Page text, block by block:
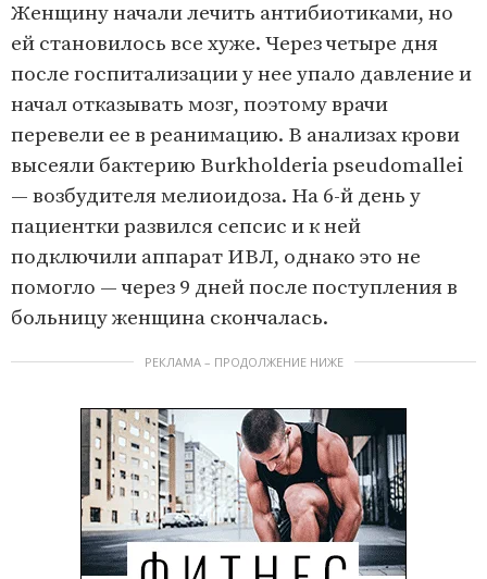
Женщину начали лечить антибиотиками, но
ей становилось все хуже. Через четыре дня
после госпитализации у нее упало давление и
начал отказывать мозг, поэтому врачи
перевели ее в реанимацию. В анализах крови
высеяли бактерию Burkholderia pseudomallei
— возбудителя мелиоидоза. На 6-й день у
пациентки развился сепсис и к ней
подключили аппарат ИВЛ, однако это не
помогло — через 9 дней после поступления в
больницу женщина скончалась.
РЕКЛАМА – ПРОДОЛЖЕНИЕ НИЖЕ